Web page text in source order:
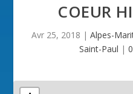
COEUR
Avr 25, 2018 | Alpes-
Saint-Paul | 0